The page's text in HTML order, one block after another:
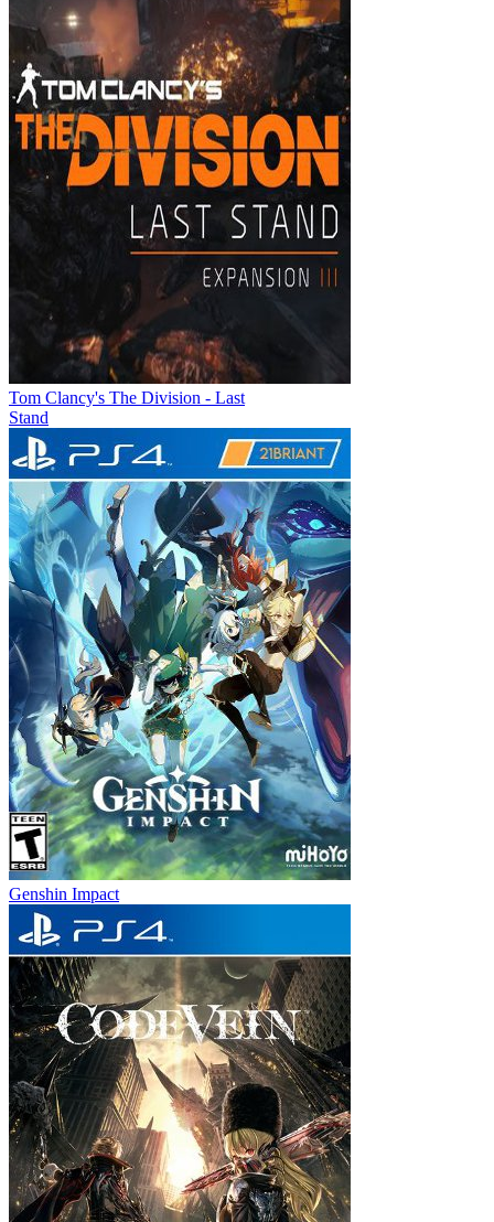
Tom Clancy's The Division - Last
Stand
Genshin Impact